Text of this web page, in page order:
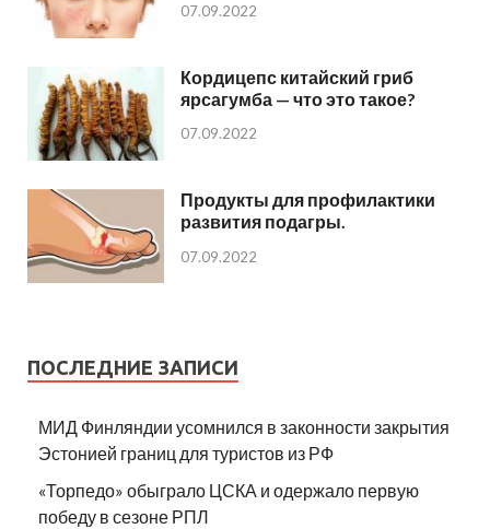
07.09.2022
Кордицепс китайский гриб
ярсагумба — что это такое?
07.09.2022
Продукты для профилактики
развития подагры.
07.09.2022
ПОСЛЕДНИЕ ЗАПИСИ
МИД Финляндии усомнился в законности закрытия
Эстонией границ для туристов из РФ
«Торпедо» обыграло ЦСКА и одержало первую
победу в сезоне РПЛ